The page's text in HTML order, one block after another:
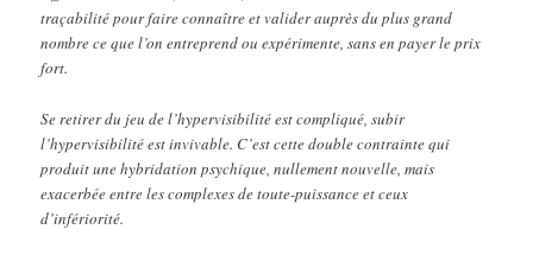
traçabilité pour faire connaître et valider auprès du plus grand
nombre ce que l’on entreprend ou expérimente, sans en payer le prix
fort.
Se retirer du jeu de l’hypervisibilité est compliqué, subir
l’hypervisibilité est invivable. C’est cette double contrainte qui
produit une hybridation psychique, nullement nouvelle, mais
exacerbée entre les complexes de toute-puissance et ceux
d’infériorité.